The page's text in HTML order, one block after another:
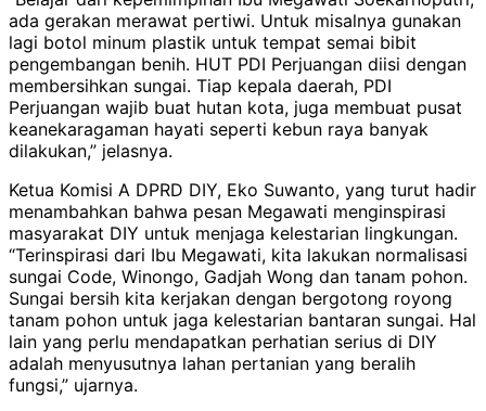
ada gerakan merawat pertiwi. Untuk misalnya gunakan
lagi botol minum plastik untuk tempat semai bibit
pengembangan benih. HUT PDI Perjuangan diisi dengan
membersihkan sungai. Tiap kepala daerah, PDI
Perjuangan wajib buat hutan kota, juga membuat pusat
keanekaragaman hayati seperti kebun raya banyak
dilakukan,” jelasnya.
Ketua Komisi A DPRD DIY, Eko Suwanto, yang turut hadir
menambahkan bahwa pesan Megawati menginspirasi
masyarakat DIY untuk menjaga kelestarian lingkungan.
“Terinspirasi dari Ibu Megawati, kita lakukan normalisasi
sungai Code, Winongo, Gadjah Wong dan tanam pohon.
Sungai bersih kita kerjakan dengan bergotong royong
tanam pohon untuk jaga kelestarian bantaran sungai. Hal
lain yang perlu mendapatkan perhatian serius di DIY
adalah menyusutnya lahan pertanian yang beralih
fungsi,” ujarnya.